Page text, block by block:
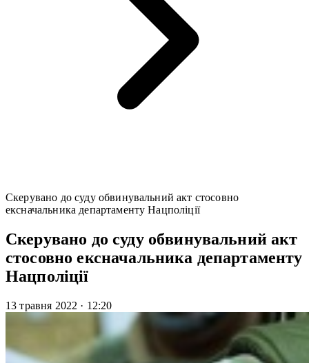
Скерувано до суду обвинувальний акт стосовно
ексначальника департаменту Нацполіції
Скерувано до суду обвинувальний акт
стосовно ексначальника департаменту
Нацполіції
13 травня 2022 · 12:20